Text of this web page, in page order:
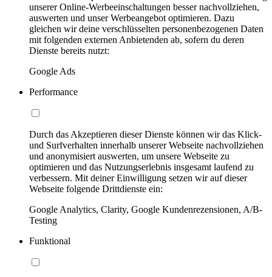
unserer Online-Werbeeinschaltungen besser nachvollziehen,
auswerten und unser Werbeangebot optimieren. Dazu
gleichen wir deine verschlüsselten personenbezogenen Daten
mit folgenden externen Anbietenden ab, sofern du deren
Dienste bereits nutzt:
Google Ads
Performance
Durch das Akzeptieren dieser Dienste können wir das Klick-
und Surfverhalten innerhalb unserer Webseite nachvollziehen
und anonymisiert auswerten, um unsere Webseite zu
optimieren und das Nutzungserlebnis insgesamt laufend zu
verbessern. Mit deiner Einwilligung setzen wir auf dieser
Webseite folgende Drittdienste ein:
Google Analytics, Clarity, Google Kundenrezensionen, A/B-
Testing
Funktional